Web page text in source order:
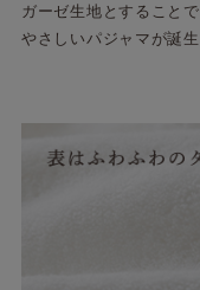
ガーゼ生地とすること
やさしいパジャマが誕生